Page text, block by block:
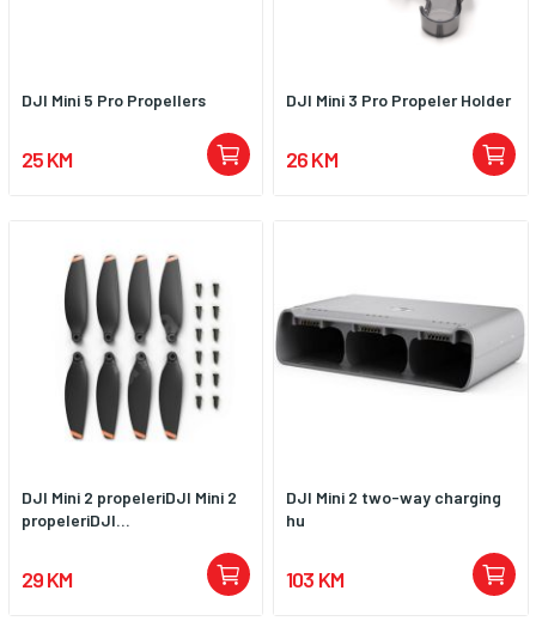
DJI Mini 5 Pro Propellers
25 KM
DJI Mini 3 Pro Propeler Holder
26 KM
DJI Mini 2 propeleriDJI Mini 2
propeleriDJI...
29 KM
DJI Mini 2 two-way charging
hu
103 KM